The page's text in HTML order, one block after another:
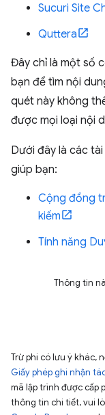
Sucuri Site
Quttera
Đây chỉ là một số
bạn để tìm nội
quét này không
được mọi loại nội
Dưới đây là các
giúp bạn:
Cộng đồng
kiếm
Tính năng
Thông tin
Trừ phi có lưu ý khác,
Giấy phép ghi nhận
mã lập trình được cấp
thông tin chi tiết, vui